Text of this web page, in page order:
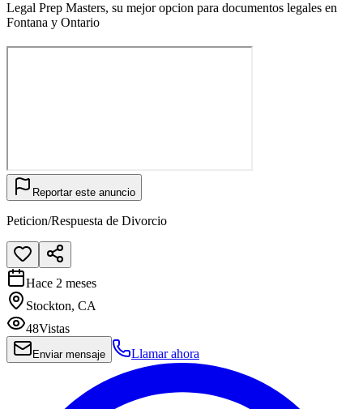
Legal Prep Masters, su mejor opcion para documentos legales en
Fontana y Ontario
Reportar este anuncio
Peticion/Respuesta de Divorcio
Hace 2 meses
Stockton, CA
48Vistas
Enviar mensaje Llamar ahora